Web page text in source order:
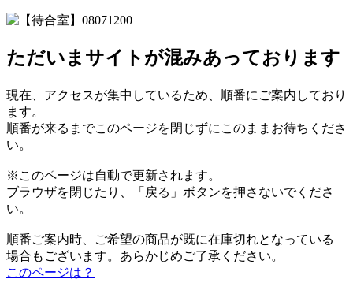
ただいまサイトが混みあっております
現在、アクセスが集中しているため、順番にご案内しており
ます。
順番が来るまでこのページを閉じずにこのままお待ちくださ
い。
※このページは自動で更新されます。
ブラウザを閉じたり、「戻る」ボタンを押さないでくださ
い。
順番ご案内時、ご希望の商品が既に在庫切れとなっている
場合もございます。あらかじめご了承ください。
このページは？